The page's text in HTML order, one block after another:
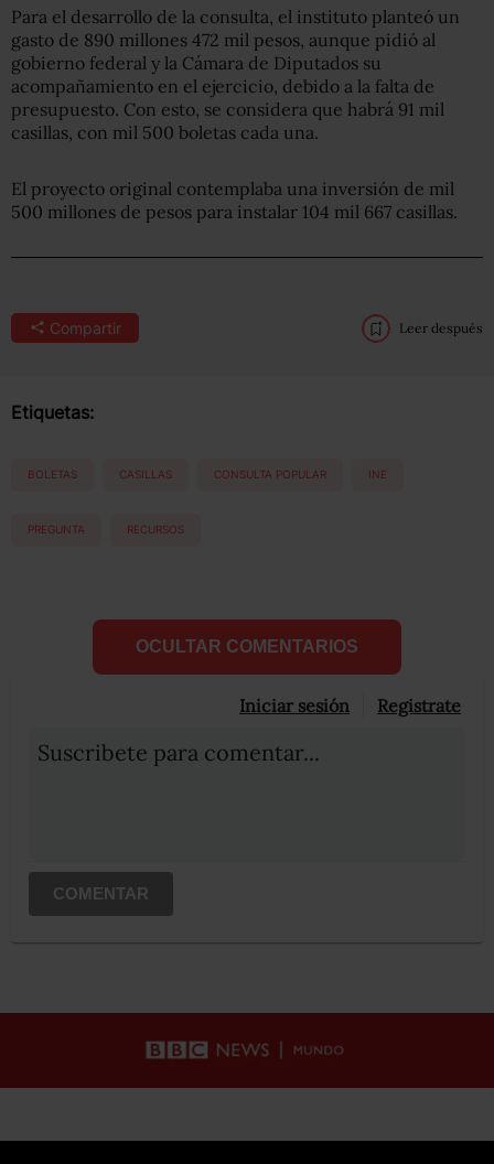
Para el desarrollo de la consulta, el instituto planteó un
gasto de 890 millones 472 mil pesos, aunque pidió al
gobierno federal y la Cámara de Diputados su
acompañamiento en el ejercicio, debido a la falta de
presupuesto. Con esto, se considera que habrá 91 mil
casillas, con mil 500 boletas cada una.
El proyecto original contemplaba una inversión de mil
500 millones de pesos para instalar 104 mil 667 casillas.
Compartir Leer después
Etiquetas:
BOLETAS CASILLAS CONSULTA POPULAR INE
PREGUNTA RECURSOS
OCULTAR COMENTARIOS
Iniciar sesión Registrate
Suscribete para comentar...
COMENTAR